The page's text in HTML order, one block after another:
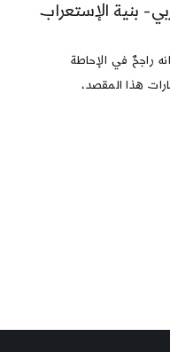
بنية الإستعراب
راجحٌ في الإحاطة
هذا المقصد،